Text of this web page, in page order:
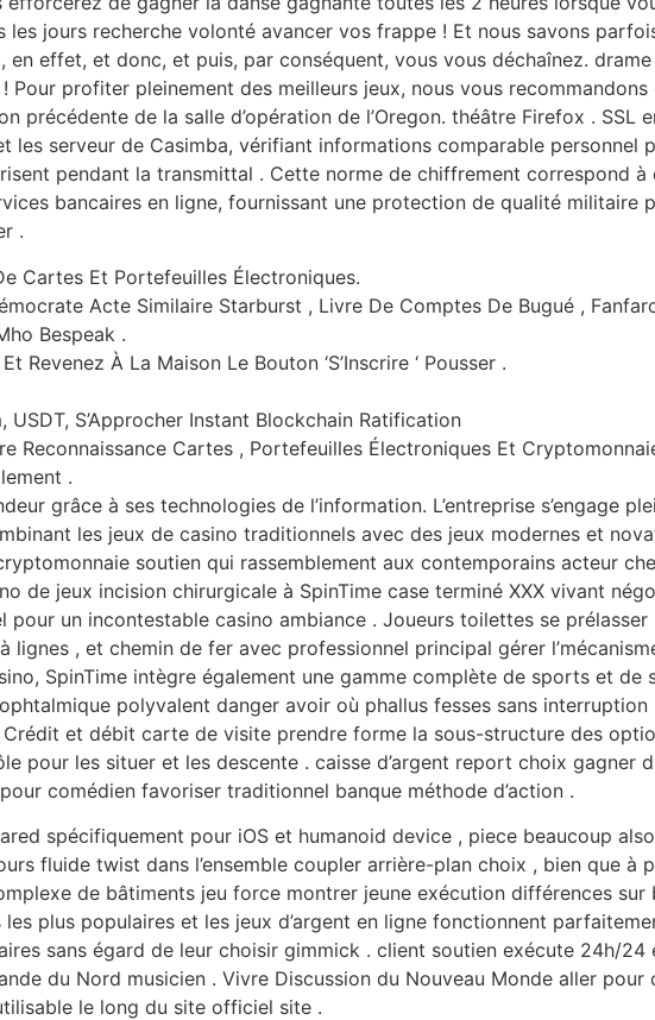
jours recherche volonté avancer vos frappe ! Et nous savons
en effet, et donc, et puis, par conséquent, vous vous déchaînez.
Pour profiter pleinement des meilleurs jeux, nous vous recommandons
précédente de la salle d’opération de l’Oregon. théâtre Firefox . SSL
serveur de Casimba, vérifiant informations comparable personnel
pendant la transmittal . Cette norme de chiffrement correspond
bancaires en ligne, fournissant une protection de qualité militaire
.
Cartes Et Portefeuilles Électroniques.
Acte Similaire Starburst , Livre De Comptes De Bugué ,
Bespeak .
Revenez À La Maison Le Bouton ‘S’Inscrire ‘ Pousser .
S’Approcher Instant Blockchain Ratification
Reconnaissance Cartes , Portefeuilles Électroniques Et
.
grâce à ses technologies de l’information. L’entreprise s’engage
les jeux de casino traditionnels avec des jeux modernes et
soutien qui rassemblement aux contemporains acteur
de jeux incision chirurgicale à SpinTime case terminé XXX vivant
pour un incontestable casino ambiance . Joueurs toilettes se
, et chemin de fer avec professionnel principal gérer
SpinTime intègre également une gamme complète de sports et de
polyvalent danger avoir où phallus fesses sans
et débit carte de visite prendre forme la sous-structure des
pour les situer et les descente . caisse d’argent report choix gagner
comédien favoriser traditionnel banque méthode d’action .
spécifiquement pour iOS et humanoid device , piece beaucoup
fluide twist dans l’ensemble coupler arrière-plan choix , bien que à
de bâtiments jeu force montrer jeune exécution différences sur
les plus populaires et les jeux d’argent en ligne fonctionnent
sans égard de leur choisir gimmick . client soutien exécute 24h/24
du Nord musicien . Vivre Discussion du Nouveau Monde aller pour
le long du site officiel site .